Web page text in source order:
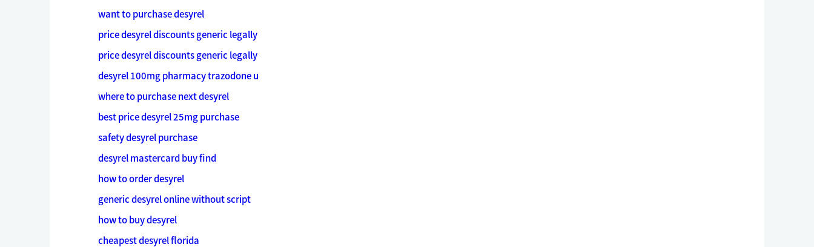
want to purchase desyrel
price desyrel discounts generic legally
price desyrel discounts generic legally
desyrel 100mg pharmacy trazodone u
where to purchase next desyrel
best price desyrel 25mg purchase
safety desyrel purchase
desyrel mastercard buy find
how to order desyrel
generic desyrel online without script
how to buy desyrel
cheapest desyrel florida